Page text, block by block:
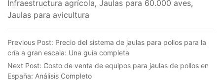
Infraestructura agrícola, Jaulas para 60.000 aves,
Jaulas para avicultura
Previous Post: Precio del sistema de jaulas para pollos para la
cría a gran escala: Una guía completa
Next Post: Costo de venta de equipos para jaulas de pollos en
España: Análisis Completo